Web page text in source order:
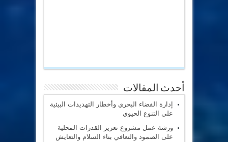
أحدث المقالات
إدارة الفضاء البحري وأخطار التهديدات البيئية
علي التنوع الحيوي
ورشة عمل مشروع تعزيز القدرات المحلية
على الصمود والتعافي بناء السلام والتعايش